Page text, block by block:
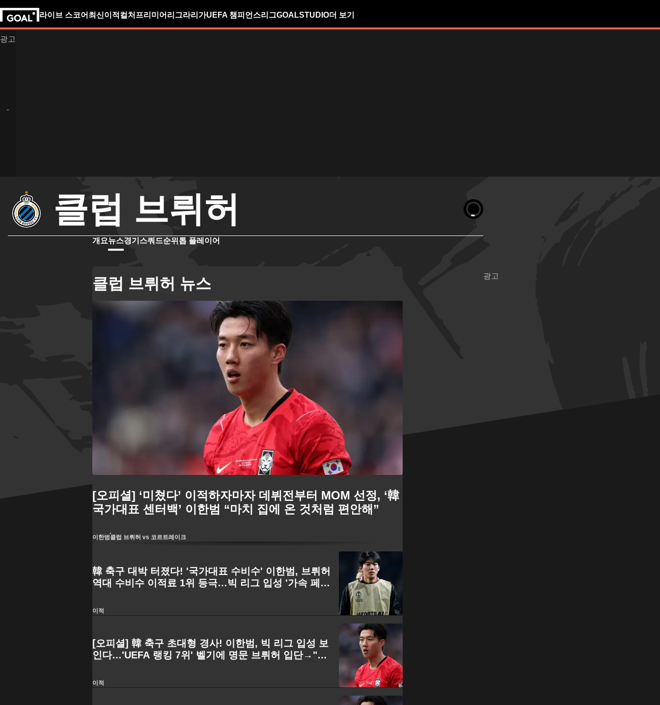
라이브 스코어 최신이적 컬처 프리미어리그라리가UEFA 챔피언스리그GOALSTUDIO더 보기
클럽 브뤼허
개요뉴스경기 스쿼드순위 톱 플레이어
클럽 브뤼허 뉴스
[오피셜] ‘미쳤다’ 이적하자마자 데뷔전부터 MOM 선정, ‘韓
국가대표 센터백’ 이한범 “마치 집에 온 것처럼 편안해”
이한범 클럽 브뤼허 vs 코르트레이크
韓 축구 대박 터졌다! '국가대표 수비수' 이한범, 브뤼허
역대 수비수 이적료 1위 등극…빅 리그 입성 '가속 페
이적
[오피셜] 韓 축구 초대형 경사! 이한범, 빅 리그 입성 보
인다…'UEFA 랭킹 7위' 벨기에 명문 브뤼허 입단→"단
이적